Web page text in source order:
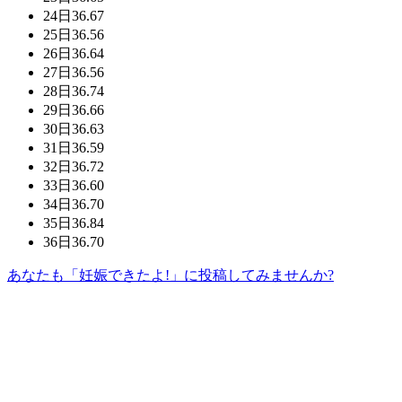
24日 36.67
25日 36.56
26日 36.64
27日 36.56
28日 36.74
29日 36.66
30日 36.63
31日 36.59
32日 36.72
33日 36.60
34日 36.70
35日 36.84
36日 36.70
あなたも「妊娠できたよ!」に投稿してみませんか?